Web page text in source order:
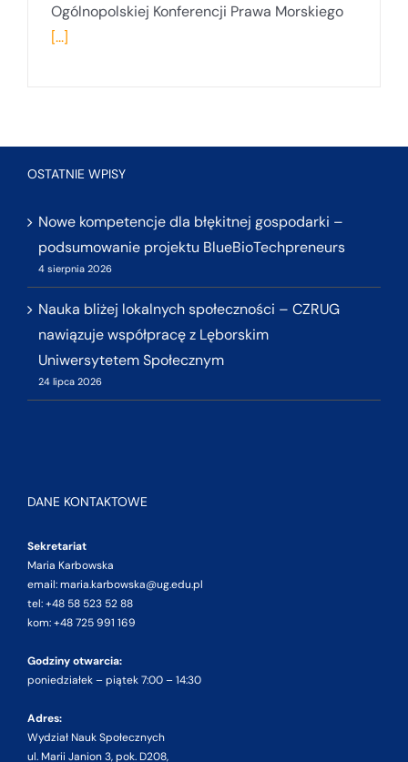
Ogólnopolskiej Konferencji Prawa Morskiego
[...]
OSTATNIE WPISY
Nowe kompetencje dla błękitnej gospodarki –
podsumowanie projektu BlueBioTechpreneurs
4 sierpnia 2026
Nauka bliżej lokalnych społeczności – CZRUG
nawiązuje współpracę z Lęborskim
Uniwersytetem Społecznym
24 lipca 2026
DANE KONTAKTOWE
Sekretariat
Maria Karbowska
email: maria.karbowska@ug.edu.pl
tel: +48 58 523 52 88
kom: +48 725 991 169
Godziny otwarcia:
poniedziałek – piątek 7:00 – 14:30
Adres:
Wydział Nauk Społecznych
ul. Marii Janion 3, pok. D208,